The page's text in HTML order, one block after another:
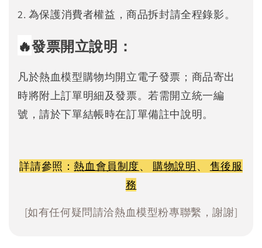
2. 為保護消費者權益，商品拆封請全程錄影。
🔥發票開立說明：
凡於熱血模型購物均開立電子發票；商品寄出
時將附上訂單明細及發票。若需開立統一編
號，請於下單結帳時在訂單備註中說明。
詳請參照：熱血會員制度、 購物說明、 售後服
務
[如有任何疑問請洽熱血模型粉專聯繫，謝謝]